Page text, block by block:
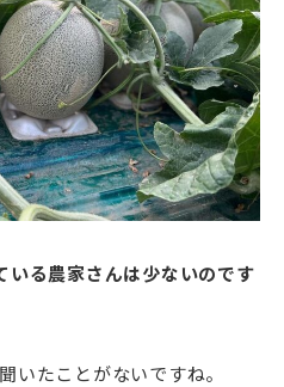
いる農家さんは少ないのです
いたことがないですね。